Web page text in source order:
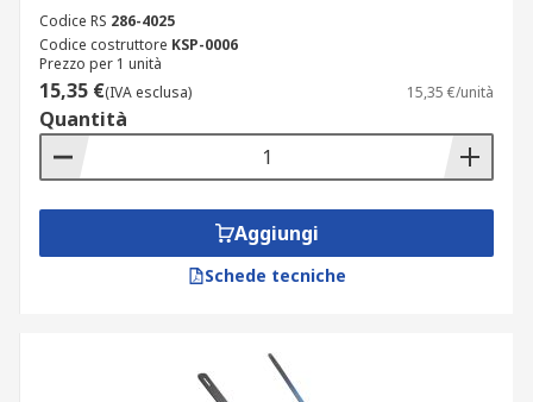
Codice RS 286-4025
Codice costruttore KSP-0006
Prezzo per 1 unità
15,35 €(IVA esclusa) 15,35 €/unità
Quantità
Aggiungi
Schede tecniche